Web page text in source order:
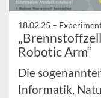
18.02.25 –
Robotic Arm“
Die
Informatik,